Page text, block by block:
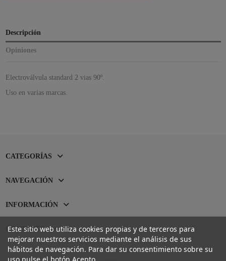
Descripción
Opiniones
Electroválvula standard 2 vias 90º.
Uso en varias marcas.
CATEGORÍAS
NAVEGACIÓN
INFORMACIÓN
CONTACTO
Este sitio web utiliza cookies propias y de terceros para
mejorar nuestros servicios mediante el análisis de sus
hábitos de navegación. Para dar su consentimiento sobre su